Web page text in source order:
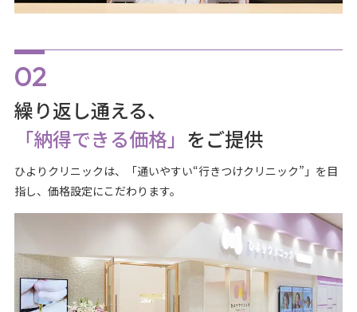
繰り返し通える、
「納得できる価格」 をご提供
ひよりクリニックは、「通いやすい“行きつけクリニック”」を目
指し、価格設定にこだわります。